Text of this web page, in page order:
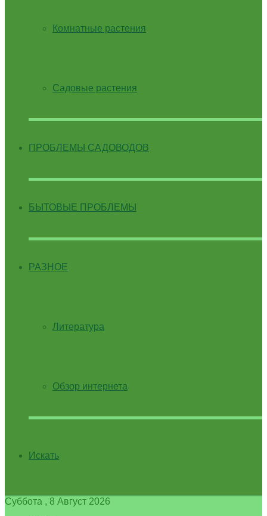
Комнатные растения
Садовые растения
ПРОБЛЕМЫ САДОВОДОВ
БЫТОВЫЕ ПРОБЛЕМЫ
РАЗНОЕ
Литература
Обзор интернета
Искать
Суббота , 8 Август 2026